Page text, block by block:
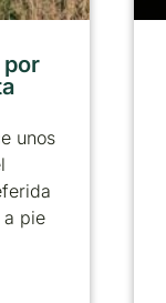
por
unos
a pie